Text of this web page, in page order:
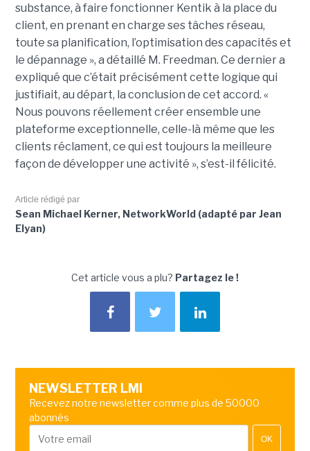
substance, à faire fonctionner Kentik à la place du
client, en prenant en charge ses tâches réseau,
toute sa planification, l’optimisation des capacités et
le dépannage », a détaillé M. Freedman. Ce dernier a
expliqué que c’était précisément cette logique qui
justifiait, au départ, la conclusion de cet accord. «
Nous pouvons réellement créer ensemble une
plateforme exceptionnelle, celle-là même que les
clients réclament, ce qui est toujours la meilleure
façon de développer une activité », s’est-il félicité.
Article rédigé par
Sean Michael Kerner, NetworkWorld (adapté par Jean
Elyan)
Cet article vous a plu? Partagez le !
NEWSLETTER LMI
Recevez notre newsletter comme plus de 50000
abonnés
OK